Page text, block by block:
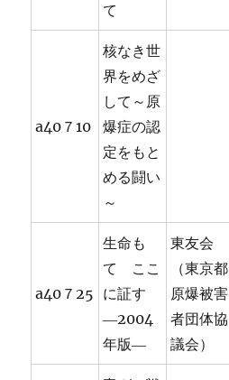
て
a40７10
核なき世
界をめざ
して～原
爆症の認
定をもと
める闘い
～
a40７25
生命も
て ここ
に証す
―2004
年版―
東友会
（東京都
原爆被害
者団体協
議会）